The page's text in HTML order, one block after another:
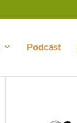
Podcast